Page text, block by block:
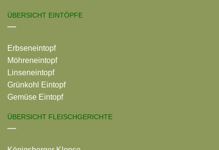
ÜBERSICHT EINTÖPFE
Erbseneintopf
Möhreneintopf
Linseneintopf
Grünkohl Eintopf
Gemüse Eintopf
ÜBERSICHT FLEISCHGERICHTE